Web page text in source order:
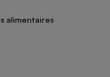
alimentaires